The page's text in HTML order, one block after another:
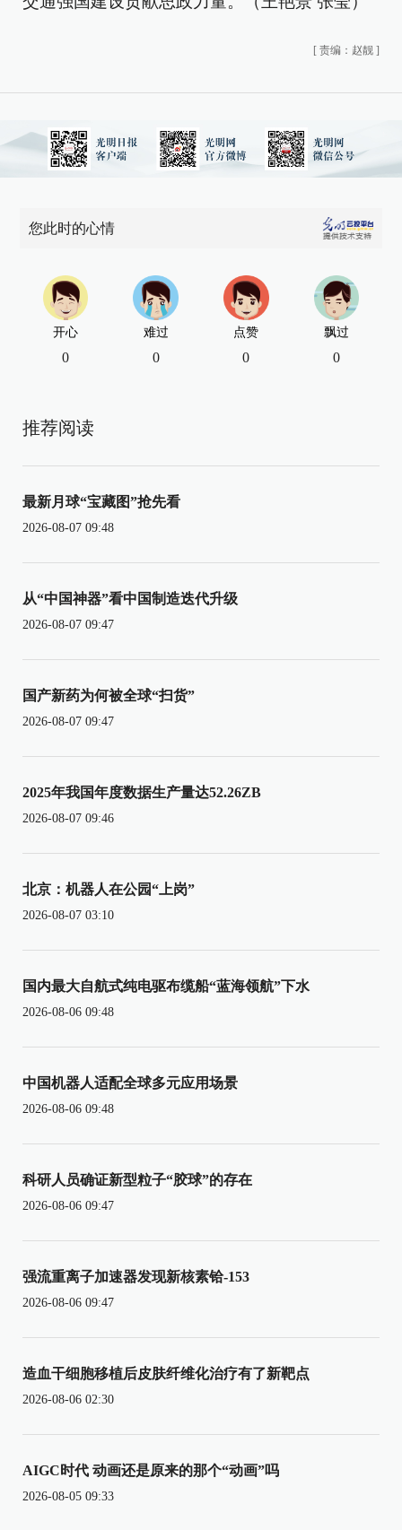
[ 责编：赵靓 ]
您此时的心情
开心
0
难过
0
点赞
0
飘过
0
推荐阅读
最新月球“宝藏图”抢先看
2026-08-07 09:48
从“中国神器”看中国制造迭代升级
2026-08-07 09:47
国产新药为何被全球“扫货”
2026-08-07 09:47
2025年我国年度数据生产量达52.26ZB
2026-08-07 09:46
北京：机器人在公园“上岗”
2026-08-07 03:10
国内最大自航式纯电驱布缆船“蓝海领航”下水
2026-08-06 09:48
中国机器人适配全球多元应用场景
2026-08-06 09:48
科研人员确证新型粒子“胶球”的存在
2026-08-06 09:47
强流重离子加速器发现新核素铪-153
2026-08-06 09:47
造血干细胞移植后皮肤纤维化治疗有了新靶点
2026-08-06 02:30
AIGC时代 动画还是原来的那个“动画”吗
2026-08-05 09:33